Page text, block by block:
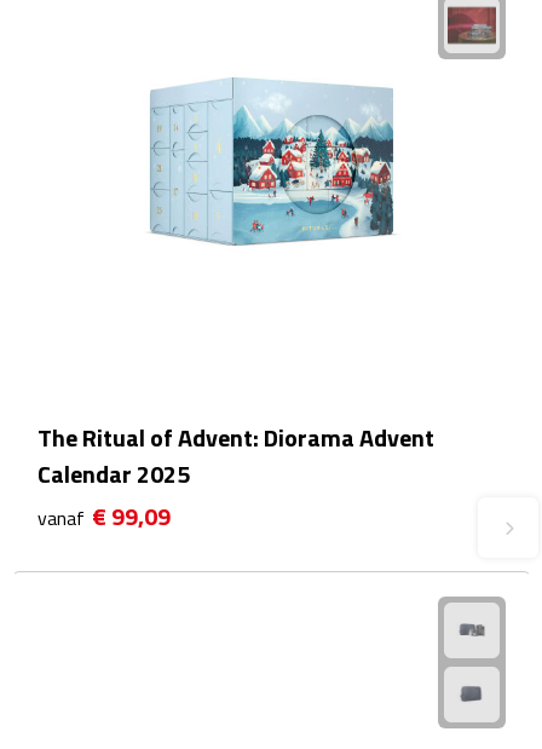
Fietsverlichting
Fiets reparatiesets
Bekers
Bidons
The Ritual of Advent: Diorama Advent
Calendar 2025
vanaf € 99,09